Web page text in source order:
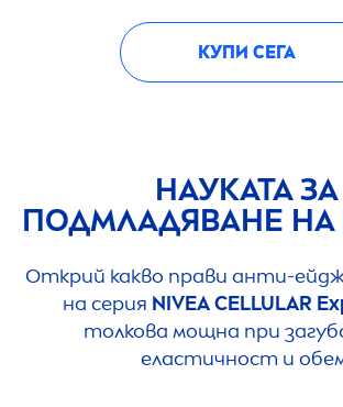
КУПИ СЕГА
НАУКАТА ЗА
ПОДМЛАДЯВАНЕ НА
Открий какво прави анти-
на серия NIVEACELLULAR
толкова мощна при
еластичност и